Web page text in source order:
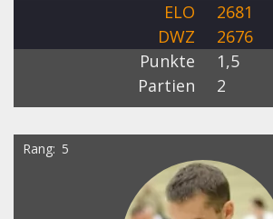
ELO
2681
DWZ
2676
Punkte
1,5
Partien
2
Rang 5